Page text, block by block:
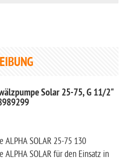
Solar 25-75, G 11/2"
SOLAR 25-75 130
SOLAR für den Einsatz in